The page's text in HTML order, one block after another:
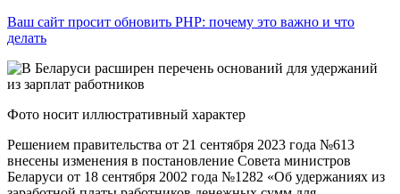
Ваш сайт просит обновить PHP: почему это важно и что
делать
Фото носит иллюстративный характер
Решением правительства от 21 сентября 2023 года №613
внесены изменения в постановление Совета министров
Беларуси от 18 сентября 2002 года №1282 «Об удержаниях из